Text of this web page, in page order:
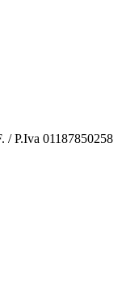
/ P.Iva 01187850258